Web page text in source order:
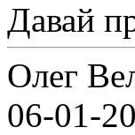
Давай
Олег
06-01-